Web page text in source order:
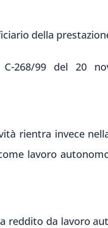
della
268/99 del 20
rientra invece
lavoro
reddito da lavoro